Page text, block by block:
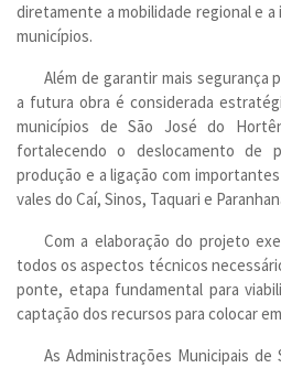
diretamente a mobilidade regional e
municípios.
Além de garantir mais segurança
a futura obra é considerada
municípios de São José do
fortalecendo o deslocamento de
produção e a ligação com
vales do Caí, Sinos, Taquari e
Com a elaboração do projeto
todos os aspectos técnicos
ponte, etapa fundamental para
captação dos recursos para colocar
As Administrações Municipais